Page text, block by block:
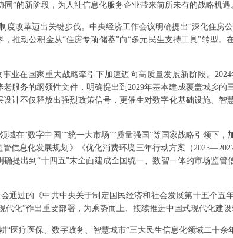
”的新阶段，为人社信息化服务企业带来前所未有的战略机遇
度改革迈出关键步伐。中央经济工作会议明确提出“深化住房
推动公积金从“住房专项储蓄”向“多元民生支持工具”转型
事业在国家重大战略牵引下加速迈向高质量发展新阶段。
服务的纲领性文件，明确提出到2029年基本建成覆盖城乡
计不仅释放出强烈政策信号，更催生对数字化基础设施、
域在“数字中国”“统一大市场”“质量强国”等国家战略引领下
信息化发展规划》《优化消费环境三年行动方案（
提出到“十四五”末全面建成全国统一、数智一体的市场监管
通过的《中共中央关于制定国民经济和社会发展第十五个五
化”作出重要部署，为乘势而上、接续推进中国式现代化建
“医疗医保、数字政务、智慧城市”三大民生信息化领域二十